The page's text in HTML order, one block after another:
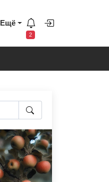
Ещё
2